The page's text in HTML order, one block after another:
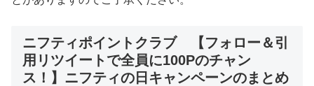
ニフティポイントクラブ 【フォロー＆引
用リツイートで全員に100Pのチャン
ス！】ニフティの日キャンペーンのまとめ